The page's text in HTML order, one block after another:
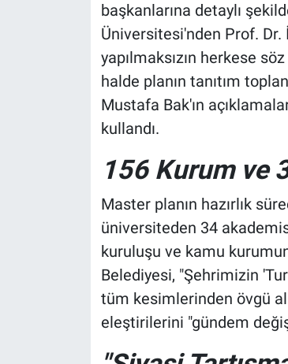
başkanlarına detaylı
Üniversitesi'nden Prof. Dr.
yapılmaksızın herkese
halde planın tanıtım
Mustafa Bak'ın
kullandı.
156 Kurum ve
Master planın hazırlık
üniversiteden 34
kuruluşu ve kamu
Belediyesi, "Şehrimizin
tüm kesimlerinden övgü
eleştirilerini "gündem